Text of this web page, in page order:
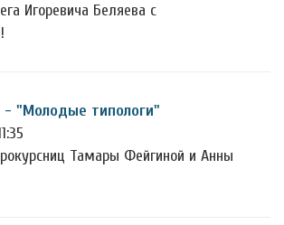
Игоревича Беляева с
"Молодые типологи"
Тамары Фейгиной и Анны